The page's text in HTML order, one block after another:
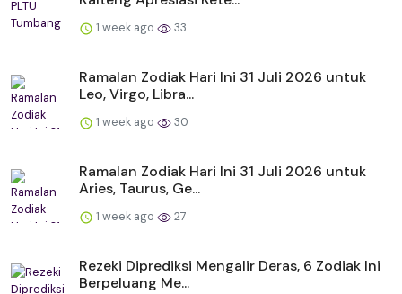
1 week ago 33
Ramalan Zodiak Hari Ini 31 Juli 2026 untuk
Leo, Virgo, Libra...
1 week ago 30
Ramalan Zodiak Hari Ini 31 Juli 2026 untuk
Aries, Taurus, Ge...
1 week ago 27
Rezeki Diprediksi Mengalir Deras, 6 Zodiak Ini
Berpeluang Me...